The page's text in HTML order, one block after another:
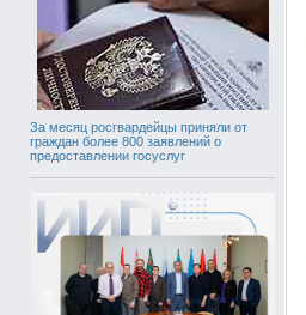
За месяц росгвардейцы приняли от
граждан более 800 заявлений о
предоставлении госуслуг